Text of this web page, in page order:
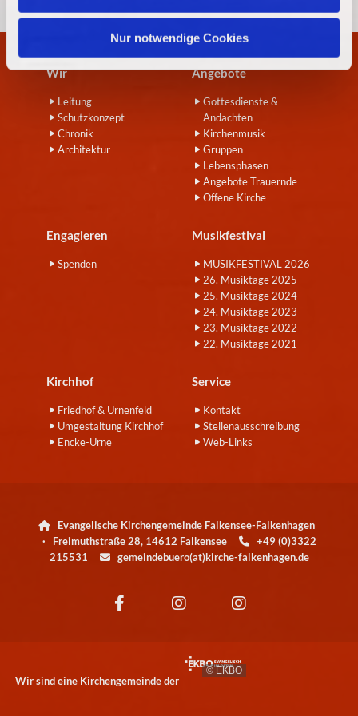
l
Nur notwendige Cookies
Wir
Leitung
Schutzkonzept
Chronik
Architektur
Angebote
Gottesdienste &
Andachten
Kirchenmusik
Gruppen
Lebensphasen
Angebote Trauernde
Offene Kirche
Engagieren
Spenden
Musikfestival
MUSIKFESTIVAL 2026
26. Musiktage 2025
25. Musiktage 2024
24. Musiktage 2023
23. Musiktage 2022
22. Musiktage 2021
Kirchhof
Friedhof & Urnenfeld
Umgestaltung Kirchhof
Encke-Urne
Service
Kontakt
Stellenausschreibung
Web-Links

Evangelische Kirchengemeinde Falkensee-Falkenhagen
· Freimuthstraße 28, 14612 Falkensee
+49 (0)3322
215531
gemeindebuero(at)kirche-falkenhagen.de
Wir sind eine Kirchengemeinde der
© EKBO